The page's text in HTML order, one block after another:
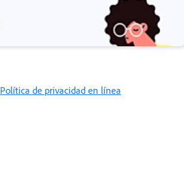
Política de privacidad en línea